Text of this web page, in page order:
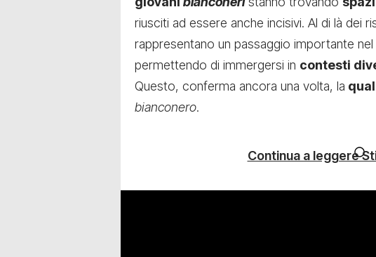
riusciti ad essere anche incisivi. Al di là dei
rappresentano un passaggio importante
permettendo di immergersi in contesti
Questo, conferma ancora una volta, la
bianconero.
Continua a leggere